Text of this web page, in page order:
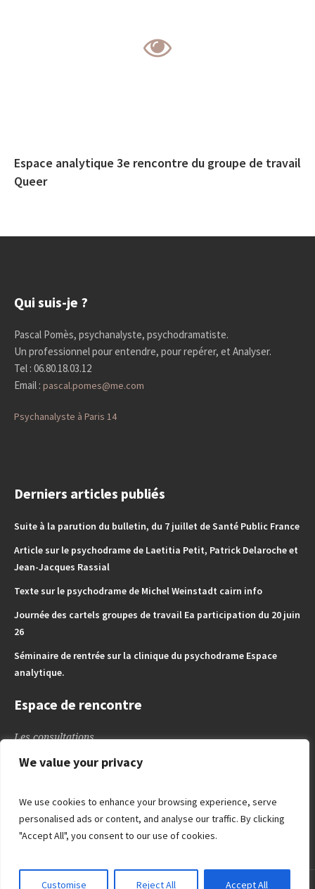
We value your privacy
We use cookies to enhance your browsing experience, serve
personalised ads or content, and analyse our traffic. By clicking
"Accept All", you consent to our use of cookies.
Customise Reject All Accept All
Espace analytique 3e rencontre du groupe de travail
Queer
Qui suis-je ?
Pascal Pomès, psychanalyste, psychodramatiste.
Un professionnel pour entendre, pour repérer, et Analyser.
Tel : 06.80.18.03.12
Email :pascal.pomes@me.com
Psychanalyste à Paris 14
Derniers articles publiés
Suite à la parution du bulletin, du 7 juillet de Santé Public France
Article sur le psychodrame de Laetitia Petit, Patrick Delaroche et
Jean-Jacques Rassial
Texte sur le psychodrame de Michel Weinstadt cairn info
Journée des cartels groupes de travail Ea participation du 20 juin
26
Séminaire de rentrée sur la clinique du psychodrame Espace
analytique.
Espace de rencontre
Les consultations
L’espace de l’adulte
Liens utiles